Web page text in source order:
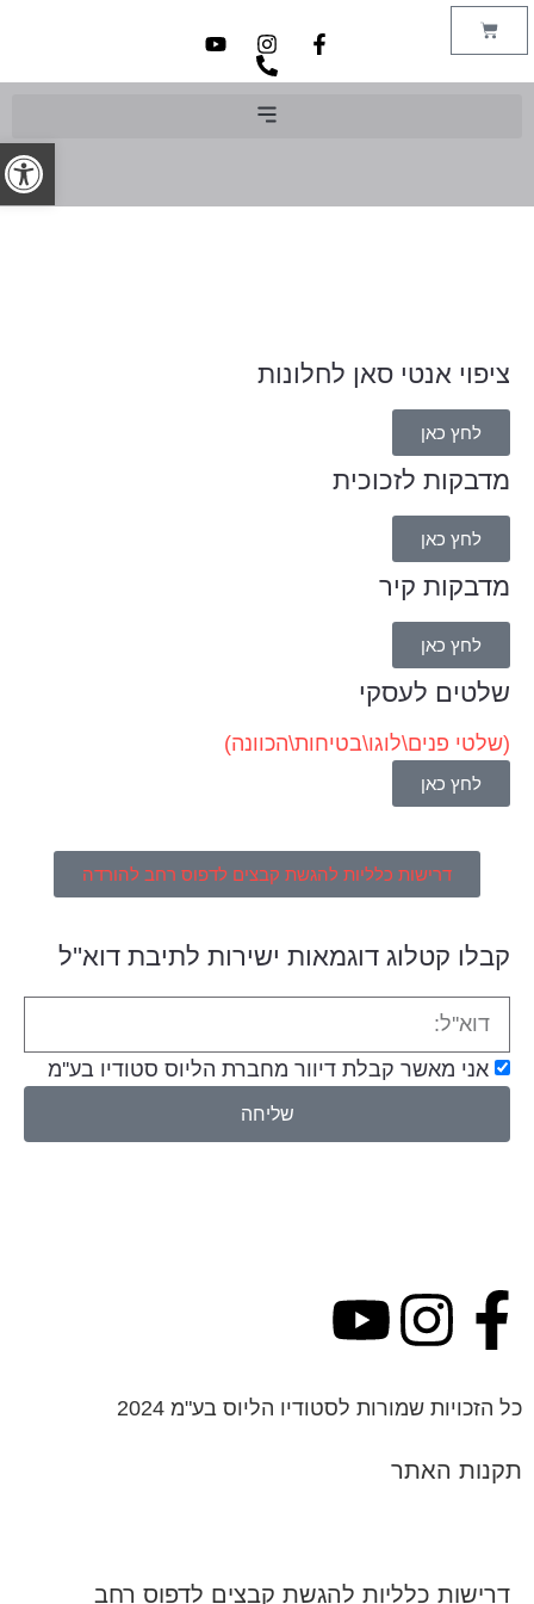
ציפוי אנטי סאן לחלונות
לחץ כאן
מדבקות לזכוכית
לחץ כאן
מדבקות קיר
לחץ כאן
שלטים לעסקי
(שלטי פנים\לוגו\בטיחות\הכוונה)
לחץ כאן
דרישות כלליות להגשת קבצים לדפוס רחב להורדה
קבלו קטלוג דוגמאות ישירות לתיבת דוא''ל
אני מאשר קבלת דיוור מחברת הליוס סטודיו בע''מ
שליחה
דרישות כלליות להגשת קבצים לדפוס רחב
כל הזכויות שמורות לסטודיו הליוס בע"מ 2024
תקנות האתר
פתח